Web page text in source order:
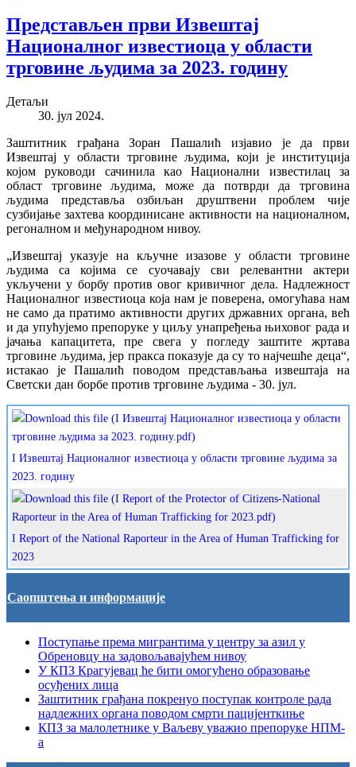
Представљен први Извештај
Националног известиоца у области
трговине људима за 2023. годину
Детаљи
30. јул 2024.
Заштитник грађана Зоран Пашалић изјавио је да први
Извештај у области трговине људима, који је институција
којом руководи сачинила као Национални известилац за
област трговине људима, може да потврди да трговина
људима представља озбиљан друштвени проблем чије
сузбијање захтева координисане активности на националном,
регоналном и међународном нивоу.
„Извештај указује на кључне изазове у области трговине
људима са којима се суочавају сви релевантни актери
укључени у борбу против овог кривичног дела. Надлежност
Националног известиоца која нам је поверена, омогућава нам
не само да пратимо активности других државних органа, већ
и да упућујемо препоруке у циљу унапређења њиховог рада и
јачања капацитета, пре свега у погледу заштите жртава
трговине људима, јер пракса показује да су то најчешће деца“,
истакао је Пашалић поводом представљања извештаја на
Светски дан борбе против трговине људима - 30. јул.
I Извештај Националног известиоца у области трговине људима за
2023. годину
I Report of the National Raporteur in the Area of Human Trafficking for
2023
Саопштења и информације
Поступање према мигрантима у центру за азил у
Обреновцу на задовољавајућем нивоу
У КПЗ Крагујевац ће бити омогућено образовање
осуђених лица
Заштитник грађана покренуо поступак контроле рада
надлежних органа поводом смрти пацијенткиње
КПЗ за малолетнике у Ваљеву уважио препоруке НПМ-
а